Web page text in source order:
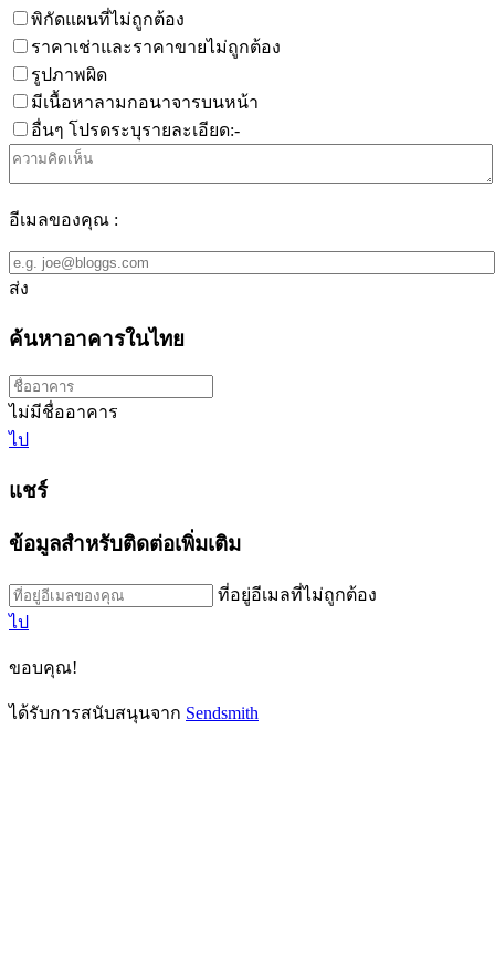
พิกัดแผนที่ไม่ถูกต้อง
ราคาเช่าและราคาขายไม่ถูกต้อง
รูปภาพผิด
มีเนื้อหาลามกอนาจารบนหน้า
อื่นๆ โปรดระบุรายละเอียด:-
อีเมลของคุณ :
ส่ง
ค้นหาอาคารในไทย
ไม่มีชื่ออาคาร
ไป
แชร์
ข้อมูลสำหรับติดต่อเพิ่มเติม
ที่อยู่อีเมลที่ไม่ถูกต้อง
ไป
ขอบคุณ!
ได้รับการสนับสนุนจาก Sendsmith